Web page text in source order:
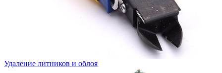
Удаление литников и облоя